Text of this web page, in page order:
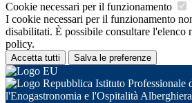
Cookie necessari per il funzionamento
I cookie necessari per il funzionamento
disabilitati. È possibile consultare l'elenco
policy.
Accetta tutti Salva le preferenze
Istituto Professionale
l'Enogastronomia e l'Ospitalità